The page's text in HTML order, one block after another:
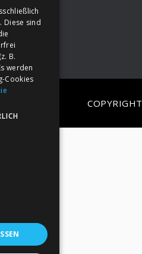
Diese sind
B.
werden
Cookies